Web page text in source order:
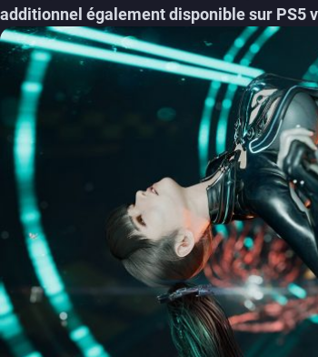
additionnel également disponible sur PS5